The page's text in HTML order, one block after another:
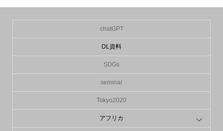
chatGPT
DL資料
SDGs
seminar
Tokyo2020
アフリカ